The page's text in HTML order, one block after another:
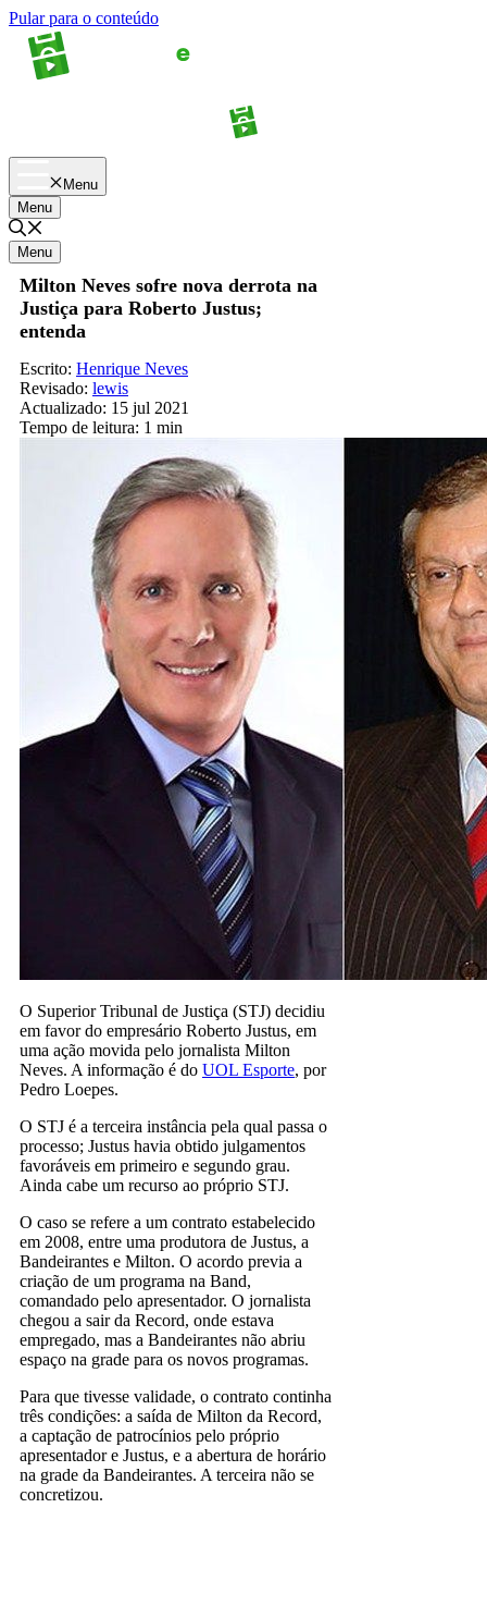
Pular para o conteúdo
Menu
Menu
Menu
Milton Neves sofre nova derrota na
Justiça para Roberto Justus;
entenda
Escrito: Henrique Neves
Revisado: lewis
Actualizado: 15 jul 2021
Tempo de leitura: 1 min
O Superior Tribunal de Justiça (STJ) decidiu
em favor do empresário Roberto Justus, em
uma ação movida pelo jornalista Milton
Neves. A informação é do UOL Esporte, por
Pedro Loepes.
O STJ é a terceira instância pela qual passa o
processo; Justus havia obtido julgamentos
favoráveis em primeiro e segundo grau.
Ainda cabe um recurso ao próprio STJ.
O caso se refere a um contrato estabelecido
em 2008, entre uma produtora de Justus, a
Bandeirantes e Milton. O acordo previa a
criação de um programa na Band,
comandado pelo apresentador. O jornalista
chegou a sair da Record, onde estava
empregado, mas a Bandeirantes não abriu
espaço na grade para os novos programas.
Para que tivesse validade, o contrato continha
três condições: a saída de Milton da Record,
a captação de patrocínios pelo próprio
apresentador e Justus, e a abertura de horário
na grade da Bandeirantes. A terceira não se
concretizou.